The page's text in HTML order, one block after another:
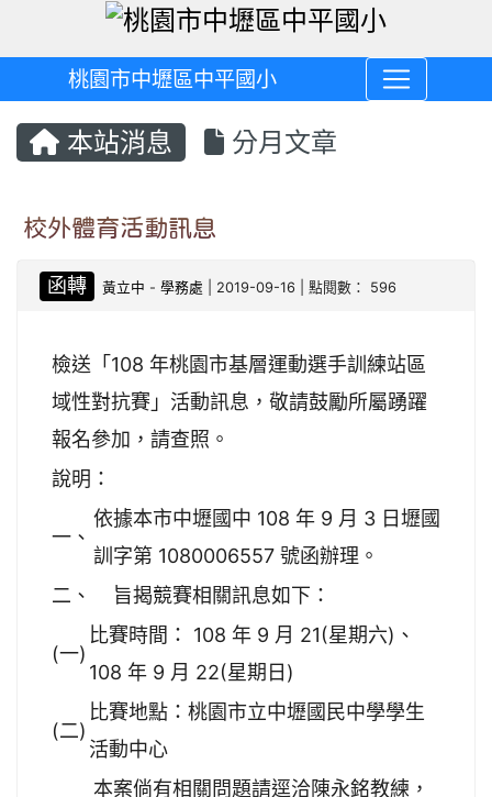
桃園市中壢區中平國小
本站消息 分月文章
校外體育活動訊息
函轉 黃立中 -學務處 | 2019-09-16 | 點閱數： 596
檢送「108 年桃園市基層運動選手訓練站區
域性對抗賽」活動訊息，敬請鼓勵所屬踴躍
報名參加，請查照。
說明：
一、
依據本市中壢國中 108 年 9 月 3 日壢國
訓字第 1080006557 號函辦理。
二、
旨揭競賽相關訊息如下：
(一)
比賽時間： 108 年 9 月 21(星期六)、
108 年 9 月 22(星期日)
(二)
比賽地點：桃園市立中壢國民中學學生
活動中心
本案倘有相關問題請逕洽陳永銘教練，